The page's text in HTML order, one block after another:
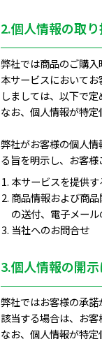
2.個人情報の取
弊社では商品のご購入
本サービスにおいて
しましては、以下で
なお、個人情報が特
弊社がお客様の個人
る旨を明示し、お客様
本サービスを提供
商品情報および商
の送付、電子メー
当社へのお問合せ
3.個人情報の開
弊社ではお客様の承
該当する場合は、お客
なお、個人情報が特